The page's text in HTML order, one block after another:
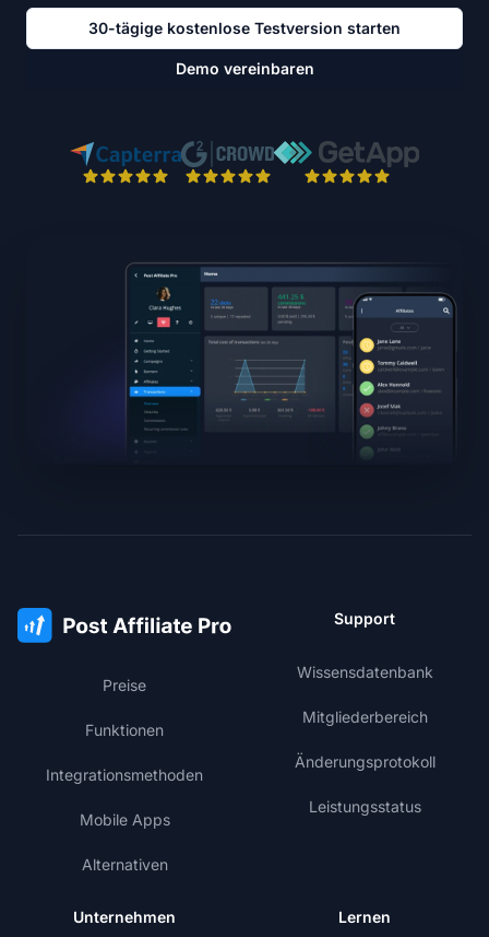
30-tägige kostenlose Testversion starten
Demo vereinbaren
Preise
Funktionen
Integrationsmethoden
Mobile Apps
Alternativen
Support
Wissensdatenbank
Mitgliederbereich
Änderungsprotokoll
Leistungsstatus
Unternehmen Lernen